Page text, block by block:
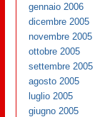
gennaio 2006
dicembre 2005
novembre 2005
ottobre 2005
settembre 2005
agosto 2005
luglio 2005
giugno 2005